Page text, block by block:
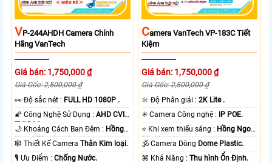
VP-244AHDH Camera Chính
Hãng VanTech
Giá bán: 1,750,000 ₫
Giá Gốc: 2,500,000 ₫
️👀 Độ sắc nét : FULL HD 1080P .
🌠 Công Nghệ Sử Dụng :AHD CVI
TVI BCS.
🌙 Khoảng Cách Ban Đêm : Hồng
Ngoại 70m Led Array.
🕸️ Thiết Kế CameraThân Kim loại.
️🎙 Ưu Điểm :Chống Nước.
CAmera VanTech VP-183C Tiết
Kiệm
Giá bán: 1,750,000 ₫
Giá Gốc: 2,500,000 ₫
🔆 Độ Phân giải :2K Lite .
✳️ Camera Công nghệ : IP POE.
⭐ Khi xem thiếu sáng : Hồng Ngoại
30m Led Array.
🕉️ Camera Dòng Dome Plastic.
️⌘ Khả Năng :Thu hình Ổn Định.